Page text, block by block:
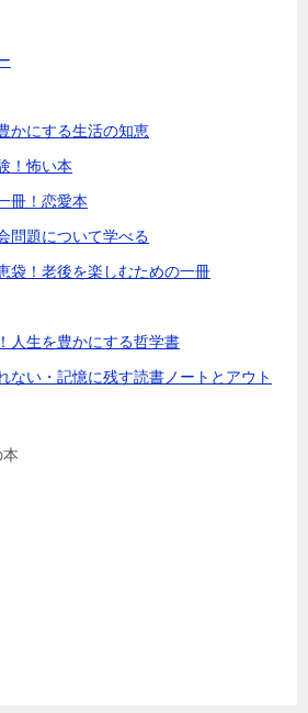
かにする生活の知恵
！怖い本
冊！恋愛本
問題について学べる
袋！老後を楽しむための一冊
人生を豊かにする哲学書
ない・記憶に残す読書ノートとアウト